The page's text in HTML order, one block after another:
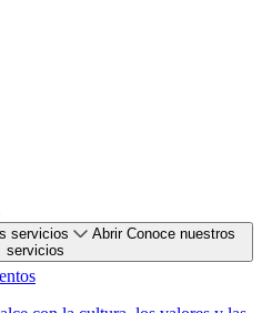
servicios
Abrir Conoce nuestros
servicios